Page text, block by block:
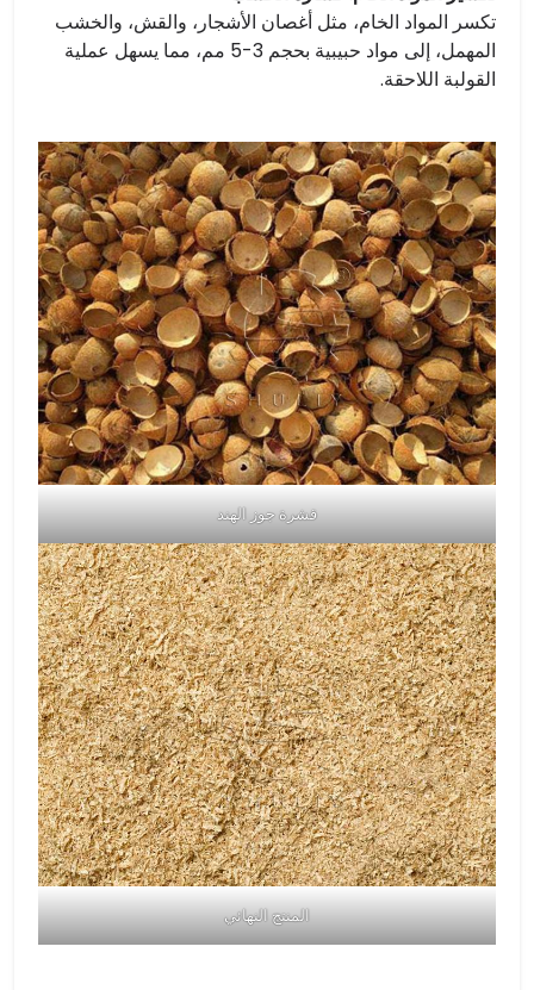
تكسر المواد الخام، مثل أغصان الأشجار، والقش، والخشب
المهمل، إلى مواد حبيبية بحجم 3-5 مم، مما يسهل عملية
القولبة اللاحقة.
قشرة جوز الهند
المنتج النهائي